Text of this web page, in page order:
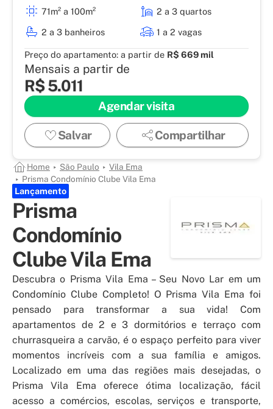
71m² a 100m²
2 a 3 quartos
2 a 3 banheiros
1 a 2 vagas
Preço do apartamento: a partir de R$ 669 mil
Mensais a partir de
R$ 5.011
Agendar visita
Salvar Compartilhar
Home São Paulo
Vila Ema
Prisma Condomínio Clube Vila Ema
Lançamento
Prisma
Condomínio
Clube Vila Ema
Descubra o Prisma Vila Ema – Seu Novo Lar em um
Condomínio Clube Completo! O Prisma Vila Ema foi
pensado para transformar a sua vida! Com
apartamentos de 2 e 3 dormitórios e terraço com
churrasqueira a carvão, é o espaço perfeito para viver
momentos incríveis com a sua família e amigos.
Localizado em uma das regiões mais desejadas, o
Prisma Vila Ema oferece ótima localização, fácil
acesso a comércios, escolas, serviços e transporte,